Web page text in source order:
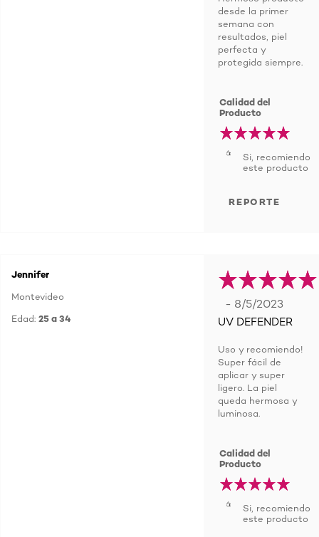
desde la primer
semana con
resultados, piel
perfecta y
protegida siempre.
Calidad del
Producto
Si, recomiendo
este producto
REPORTE
Jennifer
Montevideo
Edad: 25 a 34
- 8/5/2023
UV DEFENDER
Uso y recomiendo!
Super fácil de
aplicar y super
ligero. La piel
queda hermosa y
luminosa.
Calidad del
Producto
Si, recomiendo
este producto